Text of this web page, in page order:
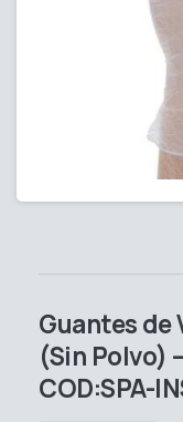
Guantes
(Sin Polvo)
COD:SPA-